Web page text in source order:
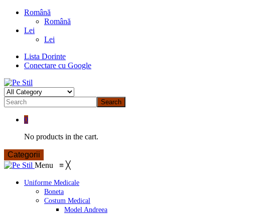
Română
Română
Lei
Lei
Lista Dorinte
Conectare cu Google
Search
0
No products in the cart.
Categorii
Menu ≡ ╳
Uniforme Medicale
Boneta
Costum Medical
Model Andreea